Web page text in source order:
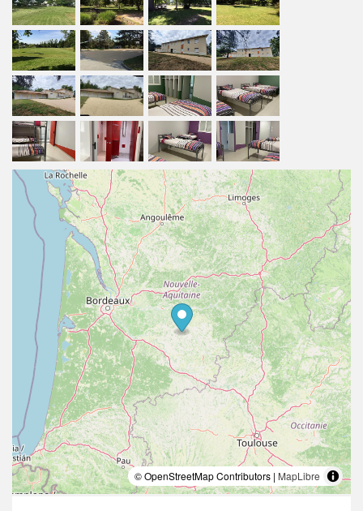
d’une piscine.
À partir de 22€ par personne et par nuit
À partir de 30 personnes Jusqu'à 98 personnes
la saison.
Type de groupe : Associations - Comité d'entreprise -
Scolaires - Sportifs - Troisième Age
© OpenStreetMap Contributors | MapLibre